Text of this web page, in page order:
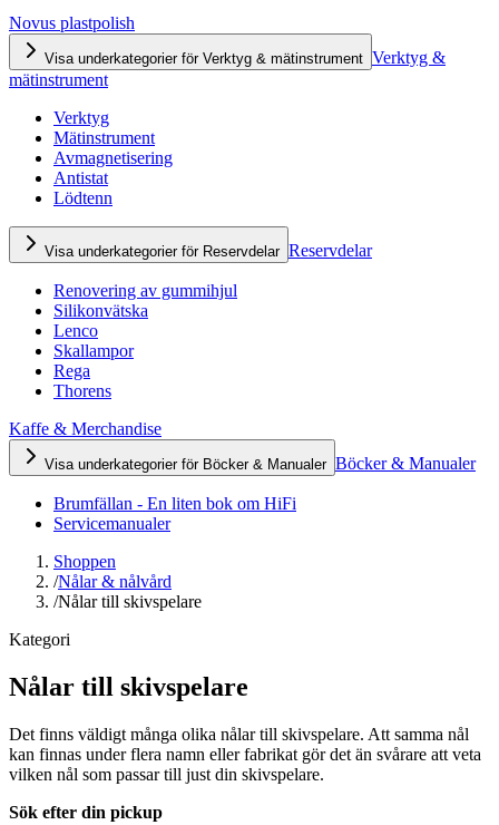
Novus plastpolish
Visa underkategorier för Verktyg & mätinstrument Verktyg &
mätinstrument
Verktyg
Mätinstrument
Avmagnetisering
Antistat
Lödtenn
Visa underkategorier för Reservdelar Reservdelar
Renovering av gummihjul
Silikonvätska
Lenco
Skallampor
Rega
Thorens
Kaffe & Merchandise
Visa underkategorier för Böcker & Manualer Böcker & Manualer
Brumfällan - En liten bok om HiFi
Servicemanualer
Shoppen
/Nålar & nålvård
/Nålar till skivspelare
Kategori
Nålar till skivspelare
Det finns väldigt många olika nålar till skivspelare. Att samma nål
kan finnas under flera namn eller fabrikat gör det än svårare att veta
vilken nål som passar till just din skivspelare.
Sök efter din pickup